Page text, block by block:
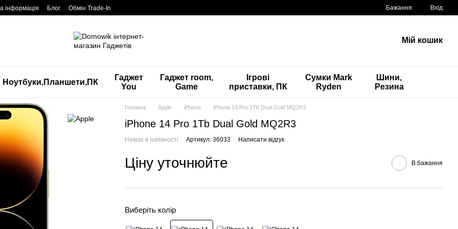
інформація Блог Обмін Trade-In Бажання Вхід
Мій кошик
Ноутбуки,Планшети,ПК
Гаджет
You
Гаджет room,
Game
Ігрові
приставки, ПК
Сумки Mark
Ryden
Шини,
Резина
Головна Apple iPhone iPhone 14 Pro 1Tb Dual Gold MQ2R3
iPhone 14 Pro 1Tb Dual Gold MQ2R3
Немає в наявності Артикул: 36033 Написати відгук
Ціну уточнюйте В бажання
Виберіть колір